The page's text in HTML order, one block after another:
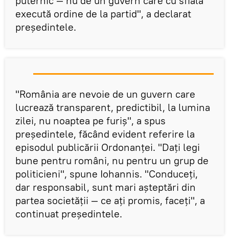
execută ordine de la partid", a declarat
președintele.
"România are nevoie de un guvern care
lucrează transparent, predictibil, la lumina
zilei, nu noaptea pe furiș", a spus
președintele, făcând evident referire la
episodul publicării Ordonanței. "Dați legi
bune pentru români, nu pentru un grup de
politicieni", spune Iohannis. "Conduceți,
dar responsabil, sunt mari așteptări din
partea societății — ce ați promis, faceți", a
continuat președintele.